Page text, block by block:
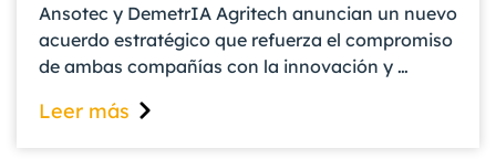
Ansotec y DemetrIA Agritech anuncian un nuevo
acuerdo estratégico que refuerza el compromiso
de ambas compañías con la innovación y …
Leer más